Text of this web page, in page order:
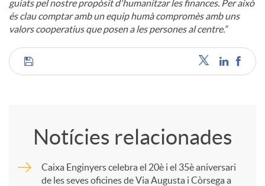
guiats pel nostre propòsit d'humanitzar les finances. Per això
és clau comptar amb un equip humà compromès amb uns
valors cooperatius que posen a les persones al centre.”
C
Notícies relacionades
Caixa Enginyers celebra el 20è i el 35è aniversari
de les seves oficines de Via Augusta i Còrsega a